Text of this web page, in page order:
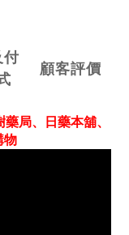
付
顧客評價
局、日藥本舖、
物